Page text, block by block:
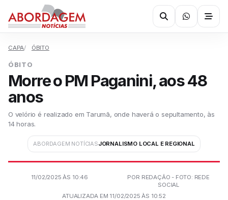
CAPA ÓBITO
ÓBITO
Morre o PM Paganini, aos 48
anos
O velório é realizado em Tarumã, onde haverá o sepultamento, às
14 horas.
ABORDAGEM NOTÍCIASJORNALISMO LOCAL E REGIONAL
11/02/2025 ÀS 10:46
POR REDAÇÃO - FOTO: REDE
SOCIAL
ATUALIZADA EM 11/02/2025 ÀS 10:52